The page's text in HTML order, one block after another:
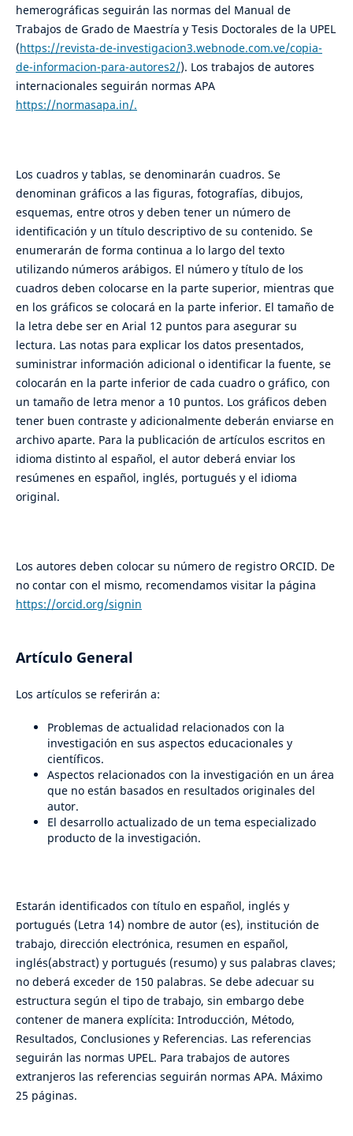
hemerográficas seguirán las normas del Manual de
Trabajos de Grado de Maestría y Tesis Doctorales de la UPEL
(https://revista-de-investigacion3.webnode.com.ve/copia-
de-informacion-para-autores2/). Los trabajos de autores
internacionales seguirán normas APA
https://normasapa.in/.
Los cuadros y tablas, se denominarán cuadros. Se
denominan gráficos a las figuras, fotografías, dibujos,
esquemas, entre otros y deben tener un número de
identificación y un título descriptivo de su contenido. Se
enumerarán de forma continua a lo largo del texto
utilizando números arábigos. El número y título de los
cuadros deben colocarse en la parte superior, mientras que
en los gráficos se colocará en la parte inferior. El tamaño de
la letra debe ser en Arial 12 puntos para asegurar su
lectura. Las notas para explicar los datos presentados,
suministrar información adicional o identificar la fuente, se
colocarán en la parte inferior de cada cuadro o gráfico, con
un tamaño de letra menor a 10 puntos. Los gráficos deben
tener buen contraste y adicionalmente deberán enviarse en
archivo aparte. Para la publicación de artículos escritos en
idioma distinto al español, el autor deberá enviar los
resúmenes en español, inglés, portugués y el idioma
original.
Los autores deben colocar su número de registro ORCID. De
no contar con el mismo, recomendamos visitar la página
https://orcid.org/signin
Artículo General
Los artículos se referirán a:
Problemas de actualidad relacionados con la
investigación en sus aspectos educacionales y
científicos.
Aspectos relacionados con la investigación en un área
que no están basados en resultados originales del
autor.
El desarrollo actualizado de un tema especializado
producto de la investigación.
Estarán identificados con título en español, inglés y
portugués (Letra 14) nombre de autor (es), institución de
trabajo, dirección electrónica, resumen en español,
inglés(abstract) y portugués (resumo) y sus palabras claves;
no deberá exceder de 150 palabras. Se debe adecuar su
estructura según el tipo de trabajo, sin embargo debe
contener de manera explícita: Introducción, Método,
Resultados, Conclusiones y Referencias. Las referencias
seguirán las normas UPEL. Para trabajos de autores
extranjeros las referencias seguirán normas APA. Máximo
25 páginas.